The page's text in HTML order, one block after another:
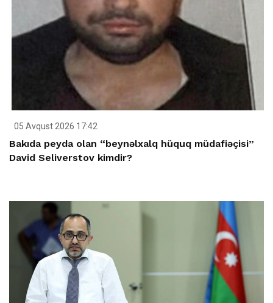
05 Avqust 2026 17:42
Bakıda peyda olan “beynəlxalq hüquq müdafiəçisi”
David Seliverstov kimdir?